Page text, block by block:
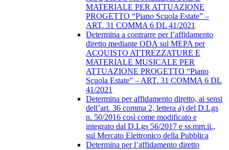
MATERIALE PER ATTUAZIONE
PROGETTO “Piano Scuola Estate” –
ART. 31 COMMA 6 DL 41/2021
Determina a contrarre per l’affidamento
diretto mediante ODA sul MEPA per
ACQUISTO ATTREZZATURE E
MATERIALE MUSICALE PER
ATTUAZIONE PROGETTO “Piano
Scuola Estate” – ART. 31 COMMA 6 DL
41/2021
Determina per affidamento diretto, ai sensi
dell’art. 36 comma 2, lettera a) del D.Lgs
n. 50/2016 così come modificato e
integrato dal D.Lgs 56/2017 e ss.mm.ii.,
sul Mercato Elettronico della Pubblica
Determina per l’affidamento diretto